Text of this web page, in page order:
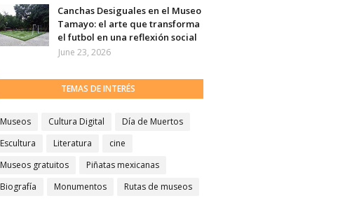
Canchas Desiguales en el Museo
Tamayo: el arte que transforma
el futbol en una reflexión social
June 23, 2026
TEMAS DE INTERÉS
Museos Cultura Digital
Día de Muertos
Escultura
Literatura
cine
Museos gratuitos
Piñatas mexicanas
Biografía
Monumentos Rutas de museos